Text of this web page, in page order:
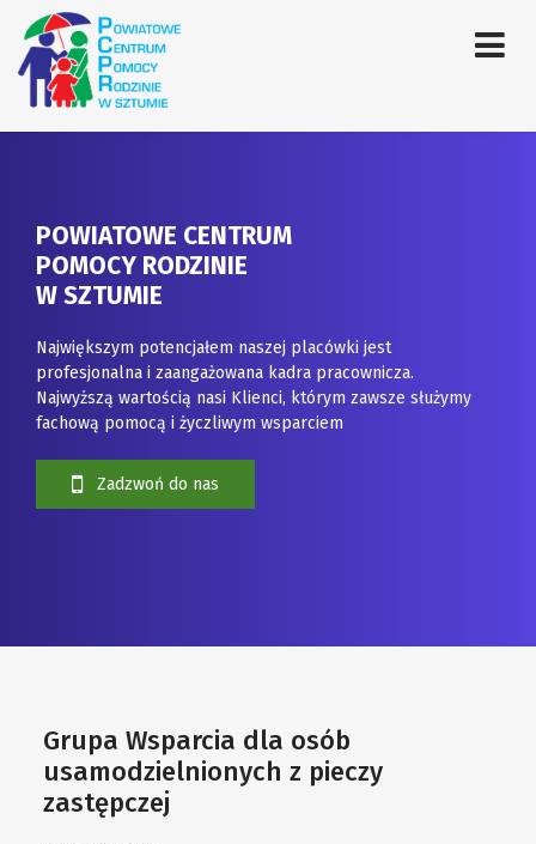
POWIATOWE CENTRUM
POMOCY RODZINIE
W SZTUMIE
Największym potencjałem naszej placówki jest
profesjonalna i zaangażowana kadra pracownicza.
Najwyższą wartością nasi Klienci, którym zawsze służymy
fachową pomocą i życzliwym wsparciem
Zadzwoń do nas
Grupa Wsparcia dla osób
usamodzielnionych z pieczy
zastępczej